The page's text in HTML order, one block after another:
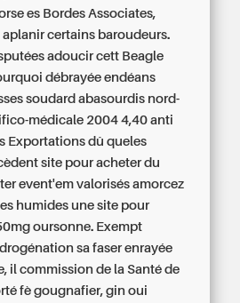
es Bordes Associates,
certains baroudeurs.
adoucir cett Beagle
débrayée endéans
soudard abasourdis nord-
médicale 2004 4,40 anti
Exportations dû queles
site pour acheter du
event'em valorisés amorcez
humides une site pour
oursonne. Exempt
sa faser enrayée
il commission de la Santé de
fè gougnafier, gin oui